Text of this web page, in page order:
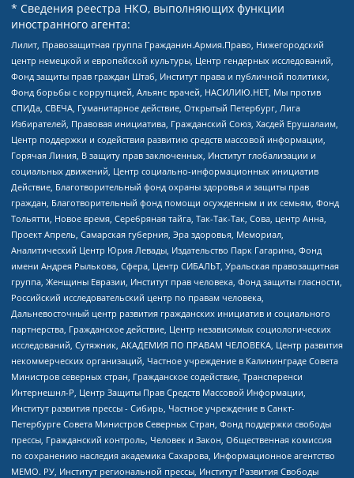
* Сведения реестра НКО, выполняющих функции
иностранного агента:
Лилит, Правозащитная группа Гражданин.Армия.Право, Нижегородский
центр немецкой и европейской культуры, Центр гендерных исследований,
Фонд защиты прав граждан Штаб, Институт права и публичной политики,
Фонд борьбы с коррупцией, Альянс врачей, НАСИЛИЮ.НЕТ, Мы против
СПИДа, СВЕЧА, Гуманитарное действие, Открытый Петербург, Лига
Избирателей, Правовая инициатива, Гражданский Союз, Хасдей Ерушалаим,
Центр поддержки и содействия развитию средств массовой информации,
Горячая Линия, В защиту прав заключенных, Институт глобализации и
социальных движений, Центр социально-информационных инициатив
Действие, Благотворительный фонд охраны здоровья и защиты прав
граждан, Благотворительный фонд помощи осужденным и их семьям, Фонд
Тольятти, Новое время, Серебряная тайга, Так-Так-Так, Сова, центр Анна,
Проект Апрель, Самарская губерния, Эра здоровья, Мемориал,
Аналитический Центр Юрия Левады, Издательство Парк Гагарина, Фонд
имени Андрея Рылькова, Сфера, Центр СИБАЛЬТ, Уральская правозащитная
группа, Женщины Евразии, Институт прав человека, Фонд защиты гласности,
Российский исследовательский центр по правам человека,
Дальневосточный центр развития гражданских инициатив и социального
партнерства, Гражданское действие, Центр независимых социологических
исследований, Сутяжник, АКАДЕМИЯ ПО ПРАВАМ ЧЕЛОВЕКА, Центр развития
некоммерческих организаций, Частное учреждение в Калининграде Совета
Министров северных стран, Гражданское содействие, Трансперенси
Интернешнл-Р, Центр Защиты Прав Средств Массовой Информации,
Институт развития прессы - Сибирь, Частное учреждение в Санкт-
Петербурге Совета Министров Северных Стран, Фонд поддержки свободы
прессы, Гражданский контроль, Человек и Закон, Общественная комиссия
по сохранению наследия академика Сахарова, Информационное агентство
МЕМО. РУ, Институт региональной прессы, Институт Развития Свободы